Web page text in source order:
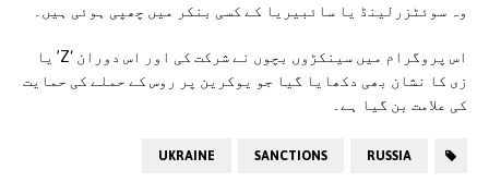
وہ سوئٹزرلینڈ یا سائبیریا کے کسی بنکر میں چھپی ہوئی ہیں۔
اس پروگرام میں سینکڑوں بچوں نے شرکت کی اور اس دوران ‘Z’ یا
زی کا نشان بھی دکھایا گیا جو یوکرین پر روس کے حملے کی حمایت
کی علامت بن گیا ہے۔
RUSSIA
SANCTIONS
UKRAINE